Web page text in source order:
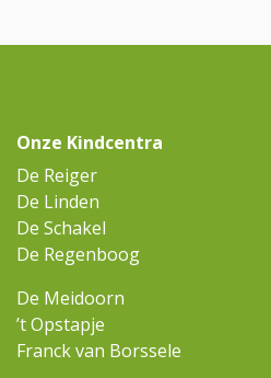
Onze Kindcentra
De Reiger
De Linden
De Schakel
De Regenboog
De Meidoorn
’t Opstapje
Franck van Borssele